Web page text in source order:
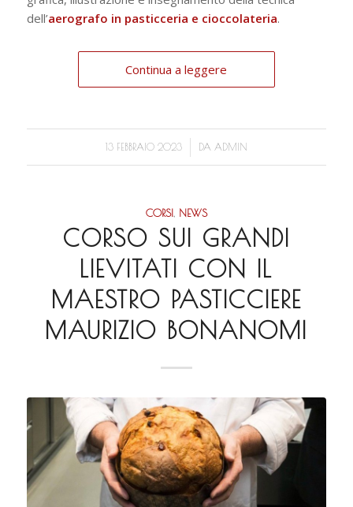
dell’aerografo in pasticceria e cioccolateria.
Continua a leggere
13 FEBBRAIO 2023
/ DA ADMIN
CORSI, NEWS
CORSO SUI GRANDI
LIEVITATI CON IL
MAESTRO PASTICCIERE
MAURIZIO BONANOMI